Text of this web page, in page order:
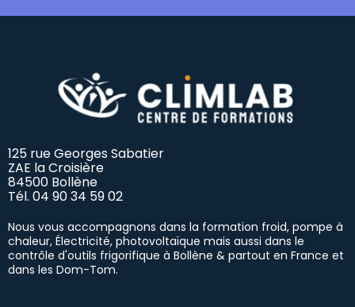
125 rue Georges Sabatier
ZAE la Croisière
84500 Bollène
Tél. 04 90 34 59 02
Nous vous accompagnons dans la formation froid, pompe à
chaleur, Électricité, photovoltaïque mais aussi dans le
contrôle d'outils frigorifique à Bollène & partout en France et
dans les Dom-Tom.